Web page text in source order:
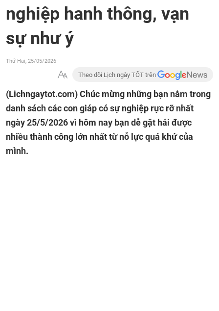
nghiệp hanh thông, vạn
sự như ý
Thứ Hai, 25/05/2026
Theo dõi Lịch ngày TỐT trên
(Lichngaytot.com)Chúc mừng những bạn nằm trong
danh sách các con giáp có sự nghiệp rực rỡ nhất
ngày 25/5/2026 vì hôm nay bạn dễ gặt hái được
nhiều thành công lớn nhất từ nỗ lực quá khứ của
mình.